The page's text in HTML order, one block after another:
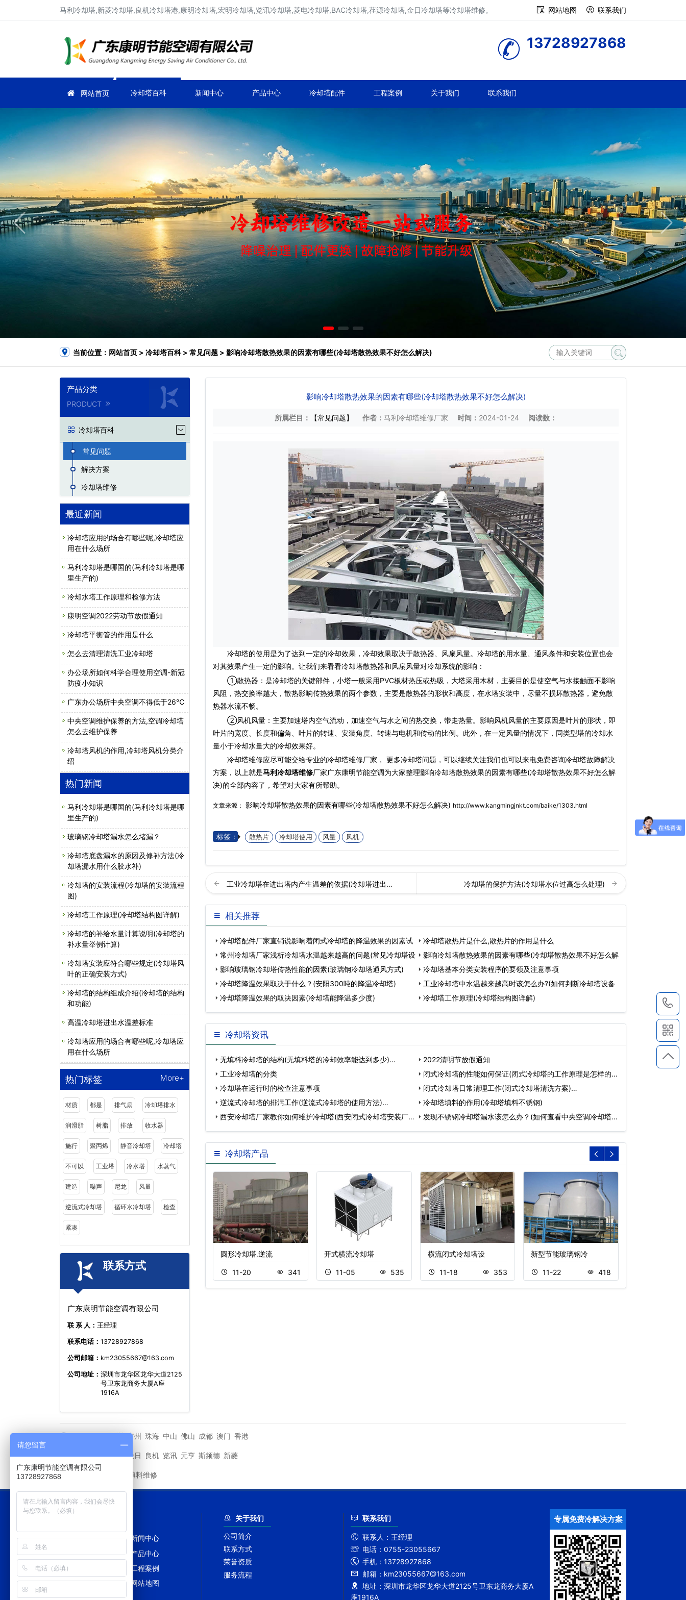
马利冷却塔,新菱冷却塔,良机冷却塔港,康明冷却塔,宏明冷却塔,览讯冷却塔,菱电冷却塔,BAC冷却塔,荏源冷却塔,金日冷却塔等冷却塔维修。 网站地图 联系我们
13728927868
网站首页 冷却塔百科 新闻中心 产品中心 冷却塔配件 工程案例 关于我们 联系我们
当前位置： 网站首页 > 冷却塔百科> 常见问题 > 影响冷却塔散热效果的因素有哪些(冷却塔散热效果不好怎么解决)
产品分类
PRODUCT
冷却塔百科
常见问题
解决方案
冷却塔维修
最近新闻
冷却塔应用的场合有哪些呢,冷却塔应
用在什么场所
马利冷却塔是哪国的(马利冷却塔是哪
里生产的)
冷却水塔工作原理和检修方法
康明空调2022劳动节放假通知
冷却塔平衡管的作用是什么
怎么去清理清洗工业冷却塔
办公场所如何科学合理使用空调-新冠
防疫小知识
广东办公场所中央空调不得低于26℃
中央空调维护保养的方法,空调冷却塔
怎么去维护保养
冷却塔风机的作用,冷却塔风机分类介
绍
热门新闻
马利冷却塔是哪国的(马利冷却塔是哪
里生产的)
玻璃钢冷却塔漏水怎么堵漏？
冷却塔底盘漏水的原因及修补方法(冷
却塔漏水用什么胶水补)
冷却塔的安装流程(冷却塔的安装流程
图)
冷却塔工作原理(冷却塔结构图详解)
冷却塔的补给水量计算说明(冷却塔的
补水量举例计算)
冷却塔安装应符合哪些规定(冷却塔风
叶的正确安装方式)
冷却塔的结构组成介绍(冷却塔的结构
和功能)
高温冷却塔进出水温差标准
冷却塔应用的场合有哪些呢,冷却塔应
用在什么场所
热门标签 More+
材质 都是 排气扇 冷却塔排水
润滑脂 树脂 排放 收水器
施行 聚丙烯 静音冷却塔 冷却塔
不可以 工业塔 冷水塔 水蒸气
建造 噪声 尼龙 风量
逆流式冷却塔 循环水冷却塔 检查
紧凑
联系方式
广东康明节能空调有限公司
联 系 人： 王经理
联系电话： 13728927868
公司邮箱： km23055667@163.com
公司地址： 深圳市龙华区龙华大道2125
号卫东龙商务大厦A座
1916A
影响冷却塔散热效果的因素有哪些(冷却塔散热效果不好怎么解决)
所属栏目： 【常见问题】 作者： 马利冷却塔维修厂家 时间： 2024-01-24 阅读数：
冷却塔的使用是为了达到一定的冷却效果，冷却效果取决于散热器、风扇风量。冷却塔的用水量、通风条件和安装位置也会
对其效果产生一定的影响。让我们来看看冷却塔散热器和风扇风量对冷却系统的影响：
①散热器：是冷却塔的关键部件，小塔一般采用PVC板材热压或热吸，大塔采用木材，主要目的是使空气与水接触面不影响
风阻，热交换率越大，散热影响传热效果的两个参数，主要是散热器的形状和高度，在水塔安装中，尽量不损坏散热器，避免散
热器水流不畅。
②风机风量：主要加速塔内空气流动，加速空气与水之间的热交换，带走热量。影响风机风量的主要原因是叶片的形状，即
叶片的宽度、长度和偏角、叶片的转速、安装角度、转速与电机和传动的比例。此外，在一定风量的情况下，同类型塔的冷却水
量小于冷却水量大的冷却效果好。
冷却塔维修应尽可能交给专业的冷却塔维修厂家， 更多冷却塔问题，可以继续关注我们也可以来电免费咨询冷却塔故障解决
方案，以上就是马利冷却塔维修厂家广东康明节能空调为大家整理影响冷却塔散热效果的因素有哪些(冷却塔散热效果不好怎么解
决)的全部内容了，希望对大家有所帮助。
文章来源： 影响冷却塔散热效果的因素有哪些(冷却塔散热效果不好怎么解决) http://www.kangmingjnkt.com/baike/1303.html
标签： 散热片 冷却塔使用 风量 风机
工业冷却塔在进出塔内产生温差的依据(冷却塔进出… 冷却塔的保护方法(冷却塔水位过高怎么处理)
相关推荐
冷却塔配件厂家直销说影响着闭式冷却塔的降温效果的因素试
冷却塔散热片是什么,散热片的作用是什么
常州冷却塔厂家浅析冷却塔水温越来越高的问题(常见冷却塔设
影响冷却塔散热效果的因素有哪些(冷却塔散热效果不好怎么解
影响玻璃钢冷却塔传热性能的因素(玻璃钢冷却塔通风方式)
冷却塔基本分类安装程序的要领及注意事项
冷却塔降温效果取决于什么？(安阳300吨的降温冷却塔)
工业冷却塔中水温越来越高时该怎么办?(如何判断冷却塔设备
冷却塔降温效果的取决因素(冷却塔能降温多少度)
冷却塔工作原理(冷却塔结构图详解)
冷却塔资讯
无填料冷却塔的结构(无填料塔的冷却效率能达到多少)…
2022清明节放假通知
工业冷却塔的分类
闭式冷却塔的性能如何保证(闭式冷却塔的工作原理是怎样的)
…
冷却塔在运行时的检查注意事项
闭式冷却塔日常清理工作(闭式冷却塔清洗方案)…
逆流式冷却塔的排污工作(逆流式冷却塔的使用方法)…
冷却塔填料的作用(冷却塔填料不锈钢)
西安冷却塔厂家教你如何维护冷却塔(西安闭式冷却塔安装厂
家…
发现不锈钢冷却塔漏水该怎么办？(如何查看中央空调冷却塔水
位…
冷却塔产品
冷却塔降噪技术
414
广东开式圆形逆流
11-05
圆形冷却塔,逆流
11-20 341
开式横流冷却塔
11-05 535
横流闭式冷却塔设
11-18 353
新型节能玻璃钢冷
11-22 418
深圳 广州 珠海 中山 佛山 成都 澳门 香港
其他品牌 马利 金日 良机 览讯 元亨 斯频德 新菱
冷却塔填料维修
网站首页
新闻中心
冷却塔百科
产品中心
冷却塔配件
工程案例
冷却塔TAGS
网站地图
关于我们
公司简介
联系方式
荣誉资质
服务流程
联系我们
联系人： 王经理
电话： 0755-23055667
手机： 13728927868
邮箱： km23055667@163.com
地址： 深圳市龙华区龙华大道2125号卫东龙商务大厦A
座1916A
专属免费冷解决方案
请您留言
广东康明节能空调有限公司
13728927868